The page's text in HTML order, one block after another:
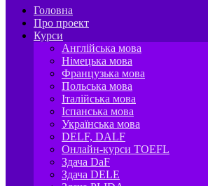
Головна
Про проект
Курси
Англійська мова
Німецька мова
Французька мова
Польська мова
Італійська мова
Іспанська мова
Українська мова
DELF, DALF
Онлайн-курси TOEFL
Здача DaF
Здача DELE